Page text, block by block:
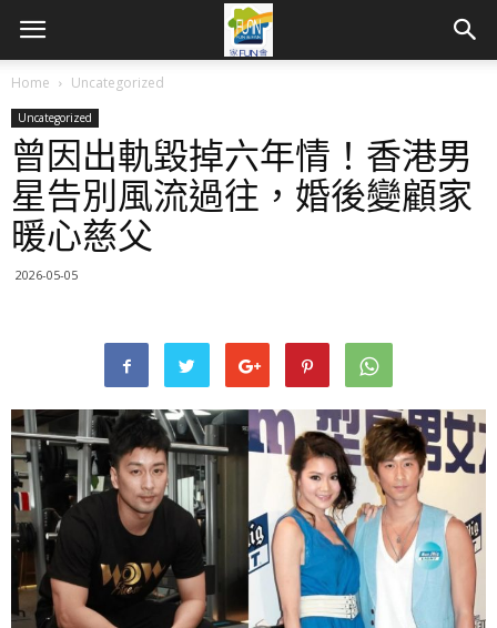
Home Uncategorized
Uncategorized
曾因出軌毀掉六年情！香港男
星告別風流過往，婚後變顧家
暖心慈父
2026-05-05